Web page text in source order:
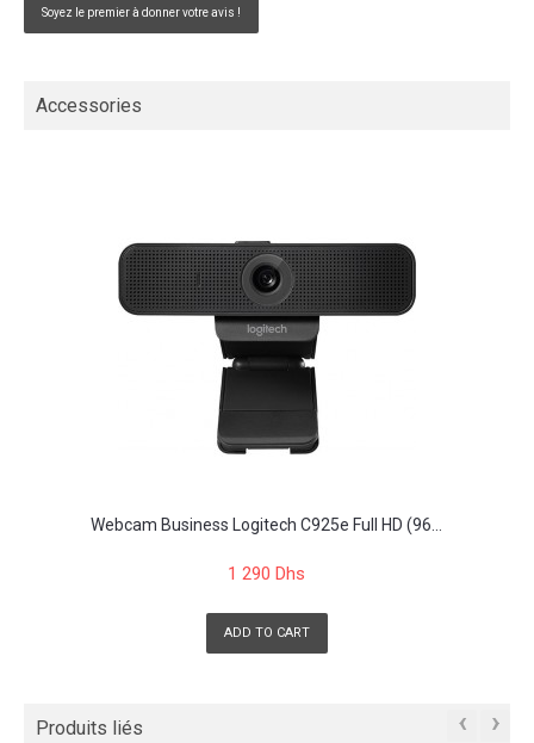
Soyez le premier à donner votre avis !
Accessories
Webcam Business Logitech C925e Full HD (96...
1 290 Dhs
ADD TO CART
Produits liés ‹ ›